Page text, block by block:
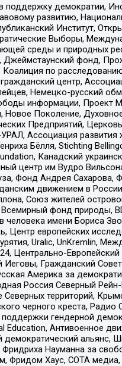
поддержку демократии,
развитию,
Институт,
Выборы,
среды и природных
фонд,
Коалиция по
центр,
Немецко-русский
информации, Проект
Новое Поколение,
Предприятий,
Ассоциация развития
Бёлля, Stichting
Канадский
центр им Вудро
Фонд Андрея Сахарова,
движением в
Союз жителей
Всемирный фонд природы,
человека имени Бориса
Центр европейских
Uralic, UnKremlin,
Центрально-
Иеговы, Гражданский
Америка за
Россия Северный
территорий,
черного креста,
гендерной
Education, Антивоенное
демократический
Науманна за
Фридом Хаус, СОТА